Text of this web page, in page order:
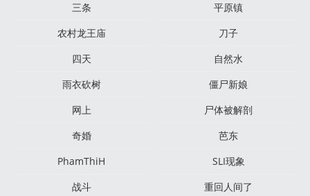
三条
平原镇
农村龙王庙
刀子
四天
自然水
雨衣砍树
僵尸新娘
网上
尸体被解剖
奇婚
芭东
PhamThiH
SLI现象
战斗
重回人间了